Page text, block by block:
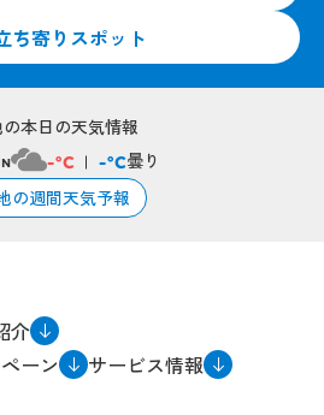
ち寄りスポット
本日の天気情報
-°C -°C曇り
の週間天気予報
介
ーン
サービス情報